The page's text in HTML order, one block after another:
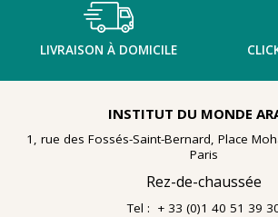
LIVRAISON À DOMICILE
INSTITUT DU MONDE
1, rue des Fossés-Saint-Bernard, Place
Paris
Rez-de-chaussée
Tel : + 33 (0)1 40 51 39